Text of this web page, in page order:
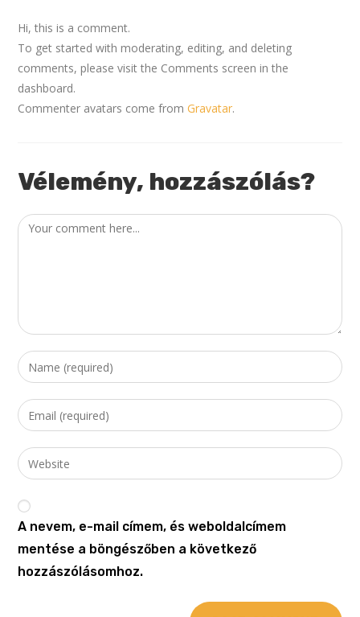
Hi, this is a comment.
To get started with moderating, editing, and deleting
comments, please visit the Comments screen in the
dashboard.
Commenter avatars come fromGravatar.
Vélemény, hozzászólás?
A nevem, e-mail címem, és weboldalcímem
mentése a böngészőben a következő
hozzászólásomhoz.